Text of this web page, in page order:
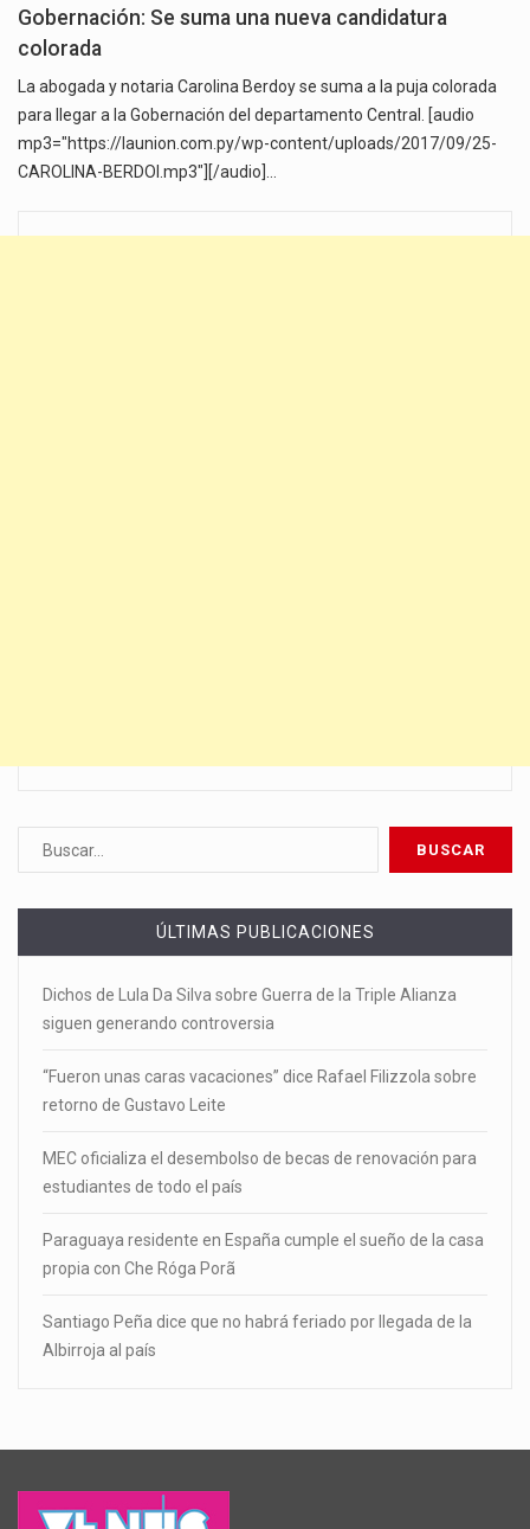
Gobernación: Se suma una nueva candidatura
colorada
La abogada y notaria Carolina Berdoy se suma a la puja colorada
para llegar a la Gobernación del departamento Central. [audio
mp3="https://launion.com.py/wp-content/uploads/2017/09/25-
CAROLINA-BERDOI.mp3"][/audio]…
ÚLTIMAS PUBLICACIONES
Dichos de Lula Da Silva sobre Guerra de la Triple Alianza
siguen generando controversia
“Fueron unas caras vacaciones” dice Rafael Filizzola sobre
retorno de Gustavo Leite
MEC oficializa el desembolso de becas de renovación para
estudiantes de todo el país
Paraguaya residente en España cumple el sueño de la casa
propia con Che Róga Porã
Santiago Peña dice que no habrá feriado por llegada de la
Albirroja al país